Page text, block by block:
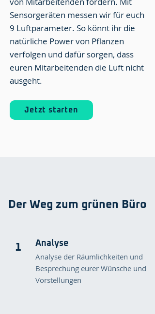
Sensorgeräten messen wir für euch
9 Luftparameter. So könnt ihr die
natürliche Power von Pflanzen
verfolgen und dafür sorgen, dass
euren Mitarbeitenden die Luft nicht
ausgeht.
Jetzt starten
Der Weg zum grünen Büro
1 Analyse
Analyse der Räumlichkeiten und
Besprechung eurer Wünsche und
Vorstellungen